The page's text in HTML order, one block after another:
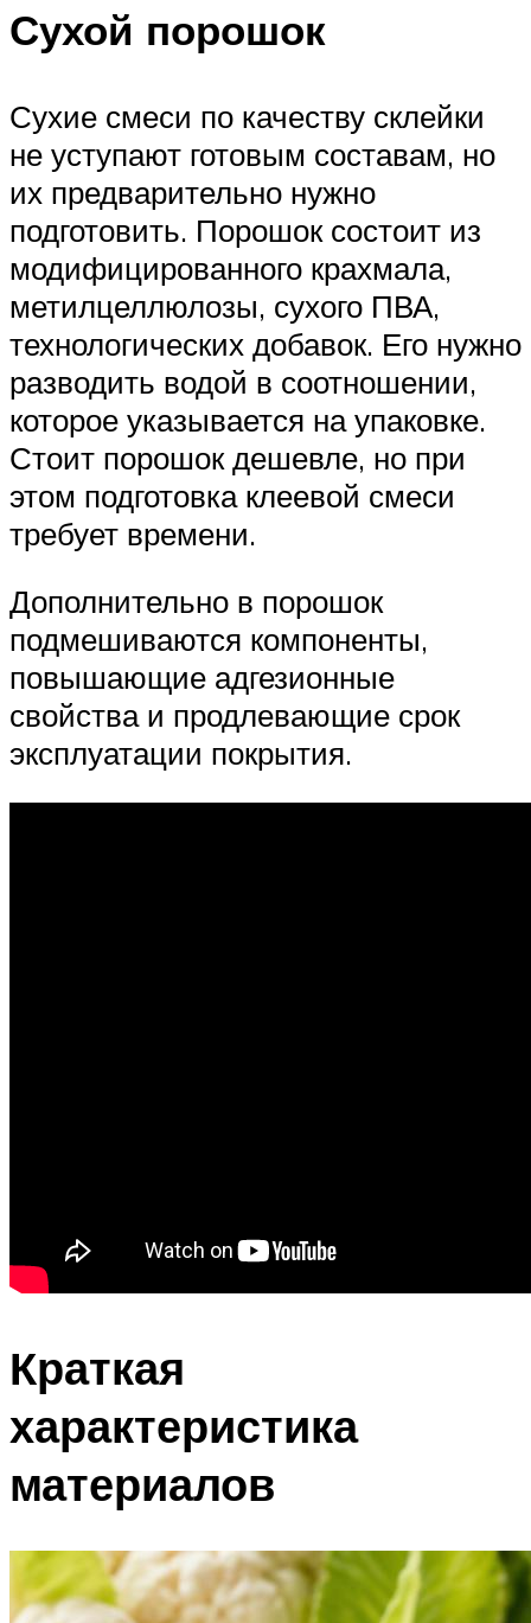
Сухой порошок
Сухие смеси по качеству склейки
не уступают готовым составам, но
их предварительно нужно
подготовить. Порошок состоит из
модифицированного крахмала,
метилцеллюлозы, сухого ПВА,
технологических добавок. Его нужно
разводить водой в соотношении,
которое указывается на упаковке.
Стоит порошок дешевле, но при
этом подготовка клеевой смеси
требует времени.
Дополнительно в порошок
подмешиваются компоненты,
повышающие адгезионные
свойства и продлевающие срок
эксплуатации покрытия.
Краткая
характеристика
материалов